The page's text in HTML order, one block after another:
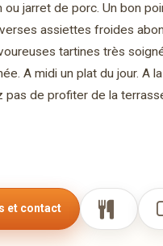
ou jarret de porc. Un bon
assiettes froides
tartines très
A midi un plat du jour. A
pas de profiter de la
et contact